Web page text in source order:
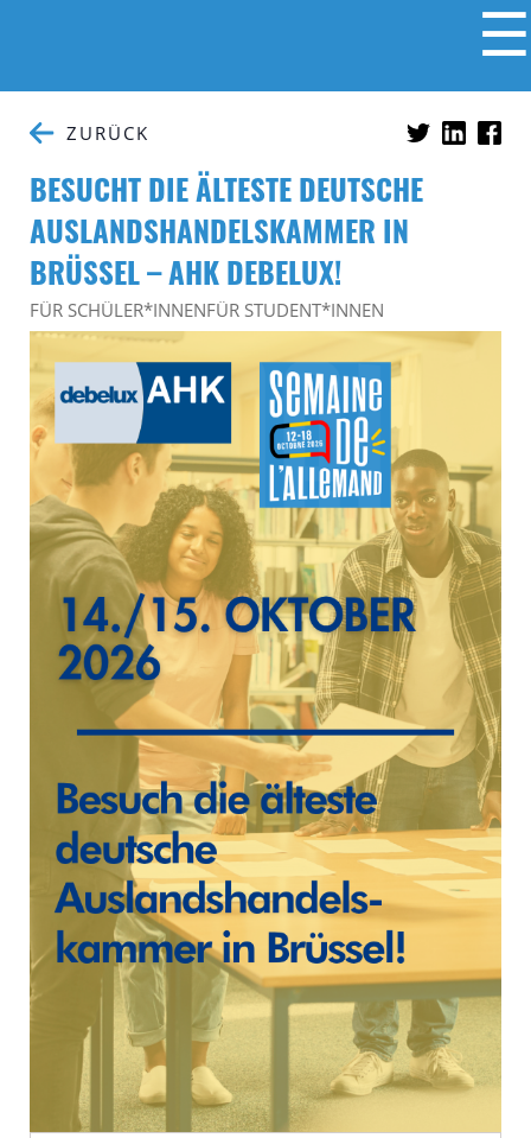
☰
ZURÜCK
BESUCHT DIE ÄLTESTE DEUTSCHE
AUSLANDSHANDELSKAMMER IN
BRÜSSEL – AHK DEBELUX!
FÜR SCHÜLER*INNENFÜR STUDENT*INNEN